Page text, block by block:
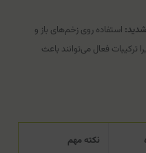
استفاده روی زخم‌های باز و
فعال می‌توانند باعث
نکته مهم